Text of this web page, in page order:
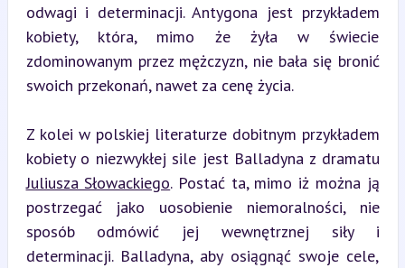
odwagi i determinacji. Antygona jest przykładem
kobiety, która, mimo że żyła w świecie
zdominowanym przez mężczyzn, nie bała się bronić
swoich przekonań, nawet za cenę życia.
Z kolei w polskiej literaturze dobitnym przykładem
Juliusza Słowackiego. Postać ta, mimo iż można ją
postrzegać jako uosobienie niemoralności, nie
sposób odmówić jej wewnętrznej siły i
determinacji. Balladyna, aby osiągnąć swoje cele,